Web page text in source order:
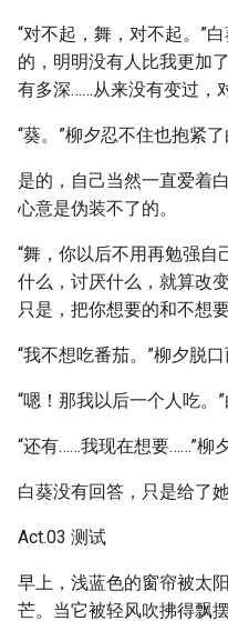
“对不起，舞，对不起。”
的，明明没有人比我更加
有多深……从来没有变过，
“葵。”柳夕忍不住也抱紧了
是的，自己当然一直爱着
心意是伪装不了的。
“舞，你以后不用再勉强自
什么，讨厌什么，就算改
只是，把你想要的和不想
“我不想吃番茄。”柳夕脱口
“嗯！那我以后一个人吃。
“还有……我现在想要……”柳
白葵没有回答，只是给了
Act.03 测试
早上，浅蓝色的窗帘被太
芒。当它被轻风吹拂得飘